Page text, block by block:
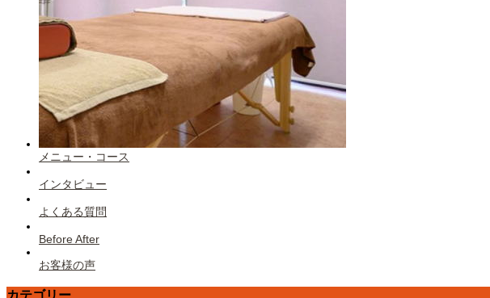
メニュー・コース
インタビュー
よくある質問
Before After
お客様の声
カテゴリー